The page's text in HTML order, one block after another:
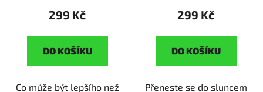
299 Kč
DO KOŠÍKU
Co může být lepšího než
299 Kč
DO KOŠÍKU
Přeneste se do sluncem